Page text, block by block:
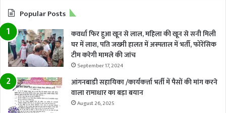
Popular Posts
कवर्धा फिर हुआ खून से लाल, महिला की खून से सनी मिली
घर में लाश, पति जख्मी हालत में अस्पताल में भर्ती, फोरेंसिक
टीम करेगी मामले की जांच
September 17, 2024
आंगनबाडी सहायिका /कार्यकर्त्ता भर्ती में पैसों की मांग करने
वाला रामाधार का बड़ा बयान
August 26, 2025